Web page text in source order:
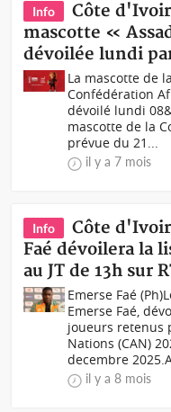
Info
Côte
mascotte «
dévoilée lundi
La mascotte de
Confédération
dévoilé lundi
mascotte de la
prévue du 21...
il y a 7 mois
Info
Côte
Faé dévoilera la
au JT de 13h sur
Emerse Faé
Emerse Faé,
joueurs retenus
Nations (CAN)
decembre
il y a 8 mois